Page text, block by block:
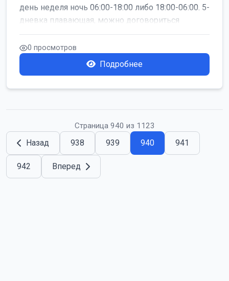
день неделя ночь 06:00-18:00 либо 18:00-06:00. 5-
дневка плавающая, можно договориться
работать б...
0 просмотров
Подробнее
Страница 940 из 1123
Назад 938 939 940 941
942 Вперед